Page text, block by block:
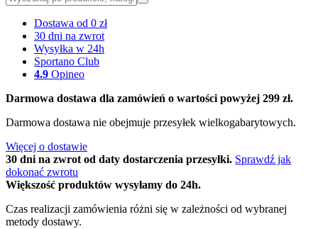
Dostawa od 0 zł
30 dni na zwrot
Wysyłka w 24h
Sportano Club
4.9 Opineo
Darmowa dostawa dla zamówień o wartości powyżej 299 zł.
Darmowa dostawa nie obejmuje przesyłek wielkogabarytowych.
Więcej o dostawie
30 dni na zwrot od daty dostarczenia przesyłki. Sprawdź jak
dokonać zwrotu
Większość produktów wysyłamy do 24h.
Czas realizacji zamówienia różni się w zależności od wybranej
metody dostawy.